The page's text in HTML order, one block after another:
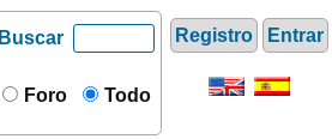
Registro Entrar
Buscar
Foro Todo